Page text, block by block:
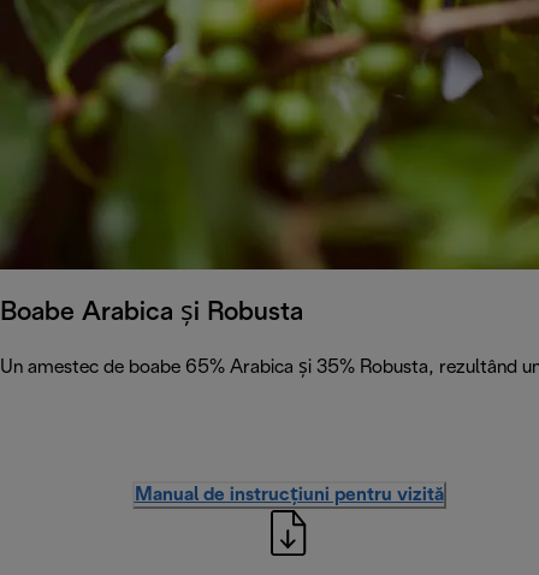
Boabe Arabica și Robusta
Un amestec de boabe 65% Arabica și 35% Robusta, rezultând
Manual de instrucțiuni pentru vizită